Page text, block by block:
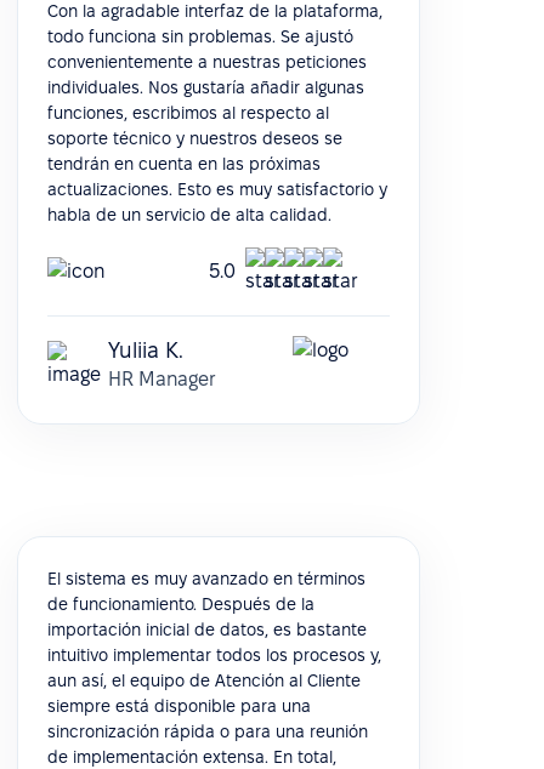
Con la agradable interfaz de la plataforma,
todo funciona sin problemas. Se ajustó
convenientemente a nuestras peticiones
individuales. Nos gustaría añadir algunas
funciones, escribimos al respecto al
soporte técnico y nuestros deseos se
tendrán en cuenta en las próximas
actualizaciones. Esto es muy satisfactorio y
habla de un servicio de alta calidad.
5.0
Yuliia K.
HR Manager
El sistema es muy avanzado en términos
de funcionamiento. Después de la
importación inicial de datos, es bastante
intuitivo implementar todos los procesos y,
aun así, el equipo de Atención al Cliente
siempre está disponible para una
sincronización rápida o para una reunión
de implementación extensa. En total,